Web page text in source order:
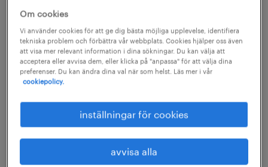
universitet.
Tidigare har forskarvärlden antagit att det
skulle vara gynnsamt för en persons framtida
karriär och inkomst att växa upp som
Umeåforskaren Frida Skog på ända.
Om cookies
Vi använder cookies för att ge dig bästa möjliga upplevelse, identifiera
tekniska problem och förbättra vår webbplats. Cookies hjälper oss även
att visa mer relevant information i dina sökningar. Du kan välja att
acceptera eller avvisa dem, eller klicka på "anpassa" för att välja dina
preferenser. Du kan ändra dina val när som helst. Läs mer i vår
cookiepolicy.
inställningar för cookies
avvisa alla